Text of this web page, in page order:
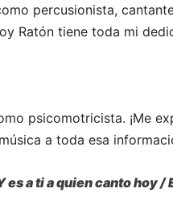
percusionista,
Ratón tiene toda mi
psicomotricista. ¡Me
a toda esa
a ti a quien canto hoy /